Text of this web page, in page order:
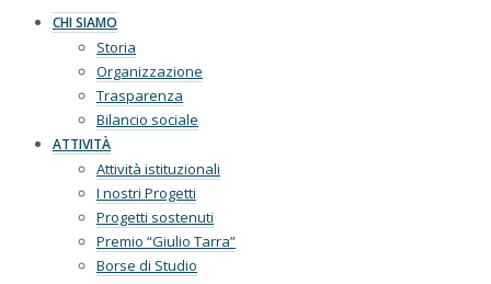
CHI SIAMO
Storia
Organizzazione
Trasparenza
Bilancio sociale
ATTIVITÀ
Attività istituzionali
I nostri Progetti
Progetti sostenuti
Premio “Giulio Tarra”
Borse di Studio